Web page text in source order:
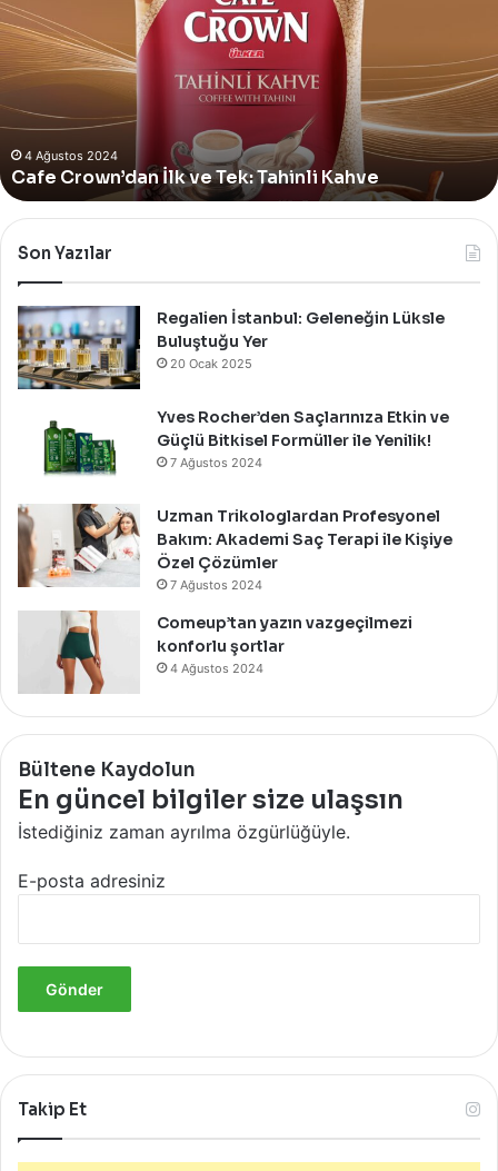
Momo
Bodrum’da
Yer
Alan
Yeni
Summer
Pop-
Up
Mağazasını
Özel
Bir
İle
Kutladı!
Yves Rocher, Momo Bodrum’da Yer Alan Yeni
Summer Pop-Up Mağazasını Özel Bir Davet İle
Kutladı!
Son Yazılar
Regalien İstanbul: Geleneğin Lüksle
Buluştuğu Yer
20 Ocak 2025
Yves Rocher’den Saçlarınıza Etkin ve
Güçlü Bitkisel Formüller ile Yenilik!
7 Ağustos 2024
Uzman Trikologlardan Profesyonel
Bakım: Akademi Saç Terapi ile Kişiye
Özel Çözümler
7 Ağustos 2024
Comeup’tan yazın vazgeçilmezi
konforlu şortlar
4 Ağustos 2024
Bültene Kaydolun
En güncel bilgiler size ulaşsın
İstediğiniz zaman ayrılma özgürlüğüyle.
E-posta adresiniz
Takip Et